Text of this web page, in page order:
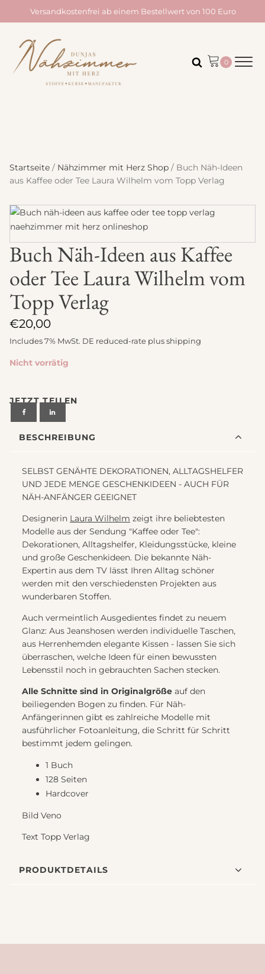
Versandkostenfrei ab einem Bestellwert von 100 Euro
Startseite / Nähzimmer mit Herz Shop / Buch Näh-Ideen
aus Kaffee oder Tee Laura Wilhelm vom Topp Verlag
Buch Näh-Ideen aus Kaffee
oder Tee Laura Wilhelm vom
Topp Verlag
€20,00
Includes 7% MwSt. DE reduced-rate plusshipping
Nicht vorrätig
JETZT TEILEN
BESCHREIBUNG
SELBST GENÄHTE DEKORATIONEN, ALLTAGSHELFER
UND JEDE MENGE GESCHENKIDEEN - AUCH FÜR
NÄH-ANFÄNGER GEEIGNET
Designerin Laura Wilhelm zeigt ihre beliebtesten
Modelle aus der Sendung "Kaffee oder Tee":
Dekorationen, Alltagshelfer, Kleidungsstücke, kleine
und große Geschenkideen. Die bekannte Näh-
Expertin aus dem TV lässt Ihren Alltag schöner
werden mit den verschiedensten Projekten aus
wunderbaren Stoffen.
Auch vermeintlich Ausgedientes findet zu neuem
Glanz: Aus Jeanshosen werden individuelle Taschen,
aus Herrenhemden elegante Kissen - lassen Sie sich
überraschen, welche Ideen für einen bewussten
Lebensstil noch in gebrauchten Sachen stecken.
Alle Schnitte sind in Originalgröße auf den
beiliegenden Bogen zu finden. Für Näh-
Anfängerinnen gibt es zahlreiche Modelle mit
ausführlicher Fotoanleitung, die Schritt für Schritt
bestimmt jedem gelingen.
1 Buch
128 Seiten
Hardcover
Bild Veno
Text Topp Verlag
PRODUKTDETAILS